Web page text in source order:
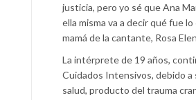
justicia, pero yo sé que Ana
ella misma va a decir qué fue lo
mamá de la cantante, Rosa
La intérprete de 19 años,
Cuidados Intensivos, debido
salud, producto del trauma